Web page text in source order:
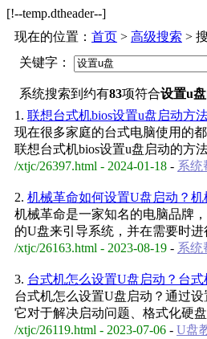
[!--temp.dtheader--]
现在的位置： 首页 > 高级搜索 >
关键字：
系统搜索到约有83项符合设置u盘
1. 联想台式机bios设置u盘启动方
现在很多家庭的台式电脑使用的
联想台式机bios设置u盘启动的方
/xtjc/26397.html - 2024-01-18 - 系统
2. 机械革命如何设置U盘启动？
机械革命是一家知名的电脑品牌
的U盘来引导系统，并在需要时
/xtjc/26163.html - 2023-08-19 - 系统
3. 台式机怎么设置U盘启动？台
台式机怎么设置U盘启动？通过
它对于解决启动问题、格式化硬
/xtjc/26119.html - 2023-07-06 - U盘